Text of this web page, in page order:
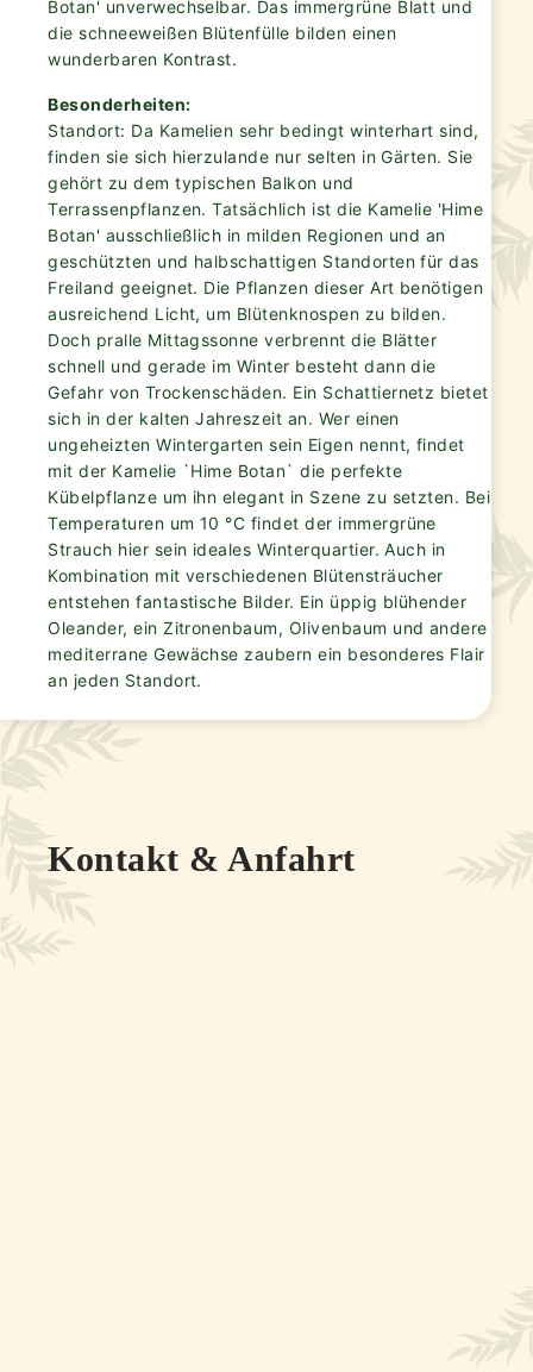
Botan' unverwechselbar. Das immergrüne Blatt und
die schneeweißen Blütenfülle bilden einen
wunderbaren Kontrast.
Besonderheiten:
Standort: Da Kamelien sehr bedingt winterhart sind,
finden sie sich hierzulande nur selten in Gärten. Sie
gehört zu dem typischen Balkon und
Terrassenpflanzen. Tatsächlich ist die Kamelie 'Hime
Botan' ausschließlich in milden Regionen und an
geschützten und halbschattigen Standorten für das
Freiland geeignet. Die Pflanzen dieser Art benötigen
ausreichend Licht, um Blütenknospen zu bilden.
Doch pralle Mittagssonne verbrennt die Blätter
schnell und gerade im Winter besteht dann die
Gefahr von Trockenschäden. Ein Schattiernetz bietet
sich in der kalten Jahreszeit an. Wer einen
ungeheizten Wintergarten sein Eigen nennt, findet
mit der Kamelie `Hime Botan` die perfekte
Kübelpflanze um ihn elegant in Szene zu setzten. Bei
Temperaturen um 10 °C findet der immergrüne
Strauch hier sein ideales Winterquartier. Auch in
Kombination mit verschiedenen Blütensträucher
entstehen fantastische Bilder. Ein üppig blühender
Oleander, ein Zitronenbaum, Olivenbaum und andere
mediterrane Gewächse zaubern ein besonderes Flair
an jeden Standort.
Kontakt & Anfahrt